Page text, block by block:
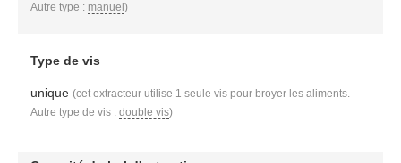
Autre type : manuel )
Type de vis
unique (cet extracteur utilise 1 seule vis pour broyer les aliments.
Autre type de vis : double vis)